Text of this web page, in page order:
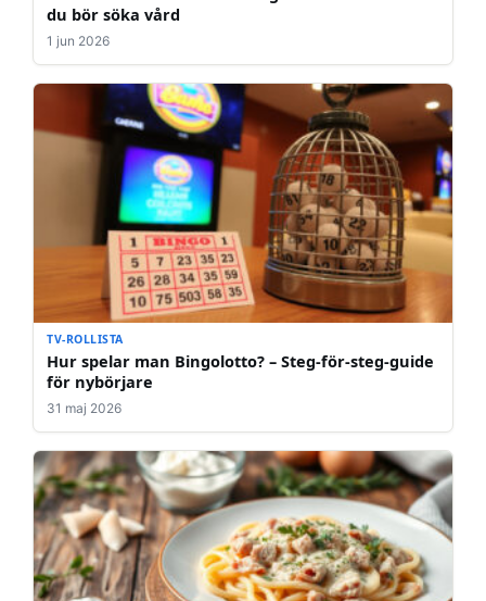
du bör söka vård
1 jun 2026
TV-ROLLISTA
Hur spelar man Bingolotto? – Steg-för-steg-guide
för nybörjare
31 maj 2026